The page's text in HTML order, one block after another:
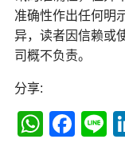
准确性作出任何明
异，读者因信赖或
司概不负责。
分享: